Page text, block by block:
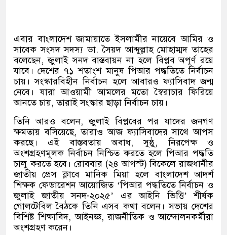
এবার বাংলাদেশ জামায়াতে ইসলামীর নায়েবে আমির ও
সাবেক সংসদ সদস্য ডা. সৈয়দ আব্দুল্লাহ মোহাম্মদ তাহের
বলেছেন, জুলাই সনদ বাস্তবায়ন না হলে বিপ্লব অপূর্ণ রয়ে
যাবে। দেশের ৭১ শতাংশ মানুষ পিআর পদ্ধতিতে নির্বাচন
চায়। সংস্কারবিহীন নির্বাচন হলে আবারও ফ্যাসিবাদ জন্ম
নেবে। যারা আওয়ামী আমলের মতো স্বৈরাচার ফিরিয়ে
আনতে চায়, তারাই সংস্কার ছাড়া নির্বাচন চায়।
তিনি আরও বলেন, জুলাই বিপ্লবের পর যাদের জনগণ
ক্ষমতায় বসিয়েছে, তারাও আজ ফ্যাসিবাদের সাথে আপস
করছে। এই বাস্তবতায় অবাধ, সুষ্ঠু, নিরপেক্ষ ও
অংশগ্রহণমূলক নির্বাচন নিশ্চিত করতে হলে পিআর পদ্ধতি
চালু করতে হবে। রোববার (২৪ আগস্ট) বিকেলে রাজধানীর
জাতীয় প্রেস ক্লাবে মানিক মিয়া হলে বাংলাদেশ আদর্শ
শিক্ষক ফেডারেশন আয়োজিত ‘পিআর পদ্ধতিতে নির্বাচন ও
জুলাই জাতীয় সনদ-২০২৫’ এর আইনি ভিত্তি’ শীর্ষক
গোলটেবিল বৈঠকে তিনি এসব কথা বলেন। সভায় দেশের
বিশিষ্ট শিক্ষাবিদ, আইনজ্ঞ, রাজনীতিক ও আন্দোলনকর্মীরা
অংশগ্রহণ করেন।